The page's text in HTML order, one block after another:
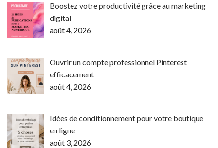
Boostez votre productivité grâce au marketing
digital
août 4, 2026
Ouvrir un compte professionnel Pinterest
efficacement
août 4, 2026
Idées de conditionnement pour votre boutique
en ligne
août 3, 2026